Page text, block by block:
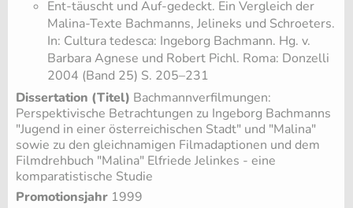
Ent-täuscht und Auf-gedeckt. Ein Vergleich der
Malina-Texte Bachmanns, Jelineks und Schroeters.
In: Cultura tedesca: Ingeborg Bachmann. Hg. v.
Barbara Agnese und Robert Pichl. Roma: Donzelli
2004 (Band 25) S. 205–231
Dissertation (Titel) Bachmannverfilmungen:
Perspektivische Betrachtungen zu Ingeborg Bachmanns
"Jugend in einer österreichischen Stadt" und "Malina"
sowie zu den gleichnamigen Filmadaptionen und dem
Filmdrehbuch "Malina" Elfriede Jelinkes - eine
komparatistische Studie
Promotionsjahr 1999